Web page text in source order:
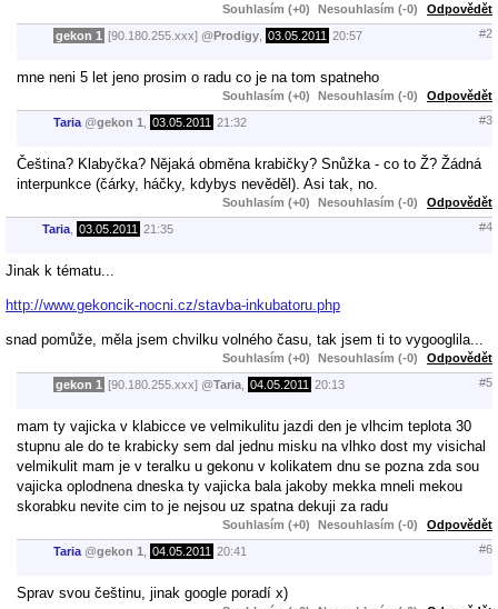
Souhlasím (+0) Nesouhlasím (-0) Odpovědět
gekon 1 [90.180.255.xxx] @Prodigy 03.05.2011 20:57 #2
mne neni 5 let jeno prosim o radu co je na tom spatneho
Souhlasím (+0) Nesouhlasím (-0) Odpovědět
Taria @gekon 1 03.05.2011 21:32 #3
Čeština? Klabyčka? Nějaká obměna krabičky? Snůžka - co to Ž? Žádná
interpunkce (čárky, háčky, kdybys nevěděl). Asi tak, no.
Souhlasím (+0) Nesouhlasím (-0) Odpovědět
Taria 03.05.2011 21:35 #4
Jinak k tématu...
http://www.gekoncik-nocni.cz/stavba-inkubatoru.php
snad pomůže, měla jsem chvilku volného času, tak jsem ti to vygooglila...
Souhlasím (+0) Nesouhlasím (-0) Odpovědět
gekon 1 [90.180.255.xxx] @Taria 04.05.2011 20:13 #5
mam ty vajicka v klabicce ve velmikulitu jazdi den je vlhcim teplota 30
stupnu ale do te krabicky sem dal jednu misku na vlhko dost my visichal
velmikulit mam je v teralku u gekonu v kolikatem dnu se pozna zda sou
vajicka oplodnena dneska ty vajicka bala jakoby mekka mneli mekou
skorabku nevite cim to je nejsou uz spatna dekuji za radu
Souhlasím (+0) Nesouhlasím (-0) Odpovědět
Taria @gekon 1 04.05.2011 20:41 #6
Sprav svou češtinu, jinak google poradí x)